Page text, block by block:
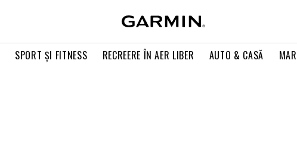
SPORT ŞI FITNESS RECREERE ÎN AER LIBER AUTO & CASĂ